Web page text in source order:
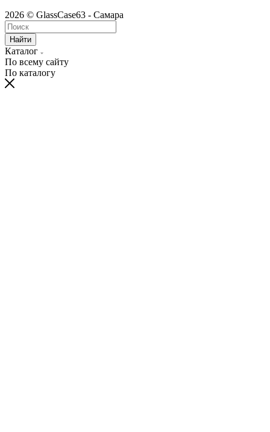
2026 © GlassCase63 - Самара
Найти
Каталог
По всему сайту
По каталогу